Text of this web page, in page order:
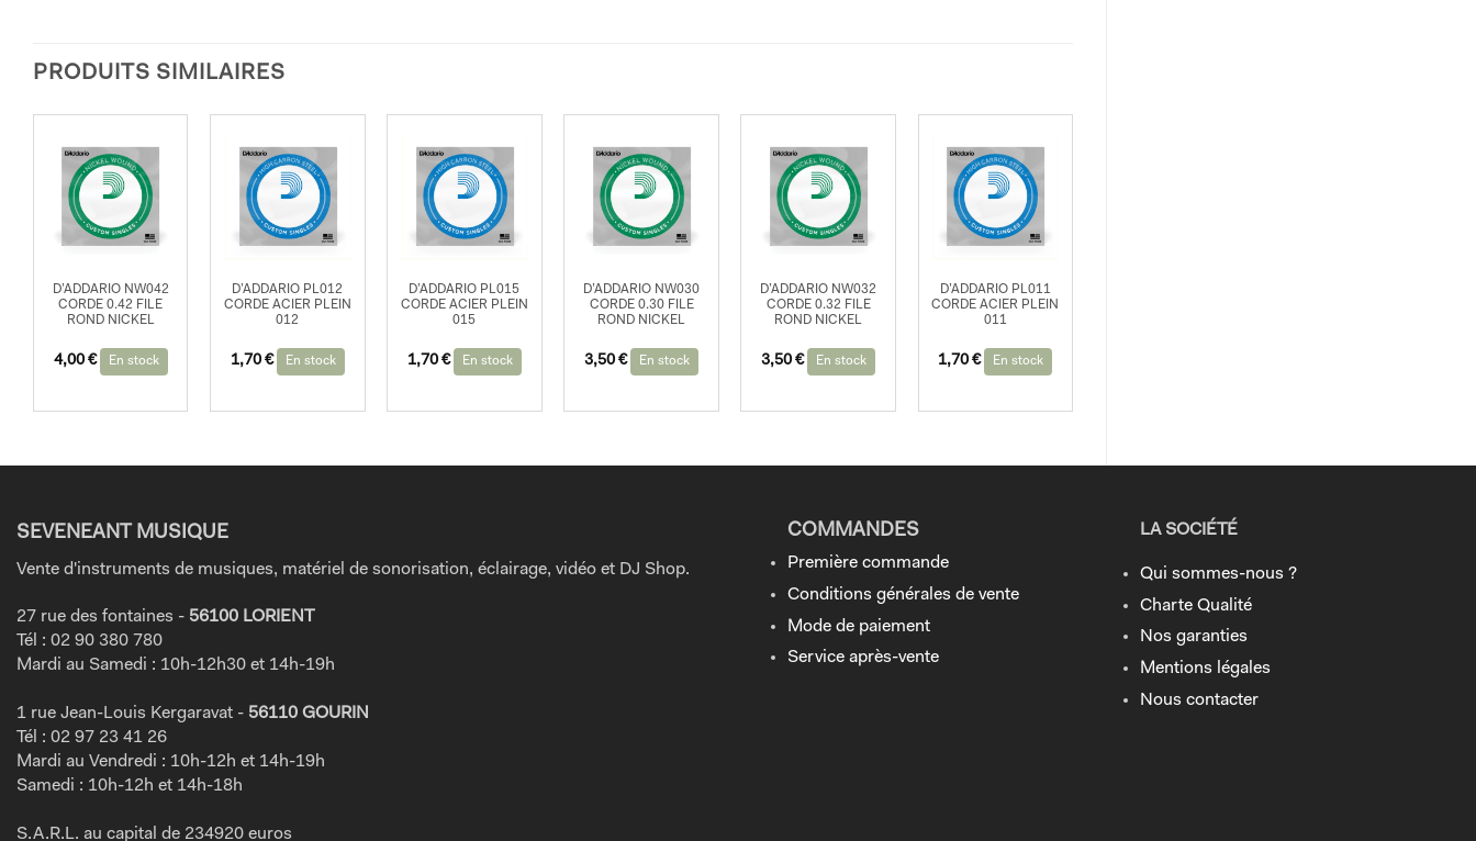
PRODUITS SIMILAIRES
D’ADDARIO NW042
CORDE 0.42 FILE
ROND NICKEL
4,00 € En stock
D’ADDARIO PL012
CORDE ACIER PLEIN
012
1,70 € En stock
D’ADDARIO PL015
CORDE ACIER PLEIN
015
1,70 € En stock
D’ADDARIO NW030
CORDE 0.30 FILE
ROND NICKEL
3,50€ En stock
D’ADDARIO NW032
CORDE 0.32 FILE
ROND NICKEL
3,50€ En stock
D’ADDARIO PL011
CORDE ACIER PLEIN
011
1,70€ En stock
SEVENEANT MUSIQUE
Vente d'instruments de musiques, matériel de sonorisation, éclairage, vidéo et DJ Shop.
27 rue des fontaines - 56100 LORIENT
Tél : 02 90 380 780
Mardi au Samedi : 10h-12h30 et 14h-19h
1 rue Jean-Louis Kergaravat - 56110 GOURIN
Tél : 02 97 23 41 26
Mardi au Vendredi : 10h-12h et 14h-19h
Samedi : 10h-12h et 14h-18h
S.A.R.L. au capital de 234920 euros
COMMANDES
Première commande
Conditions générales de vente
Mode de paiement
Service après-vente
LA SOCIÉTÉ
Qui sommes-nous ?
Charte Qualité
Nos garanties
Mentions légales
Nous contacter